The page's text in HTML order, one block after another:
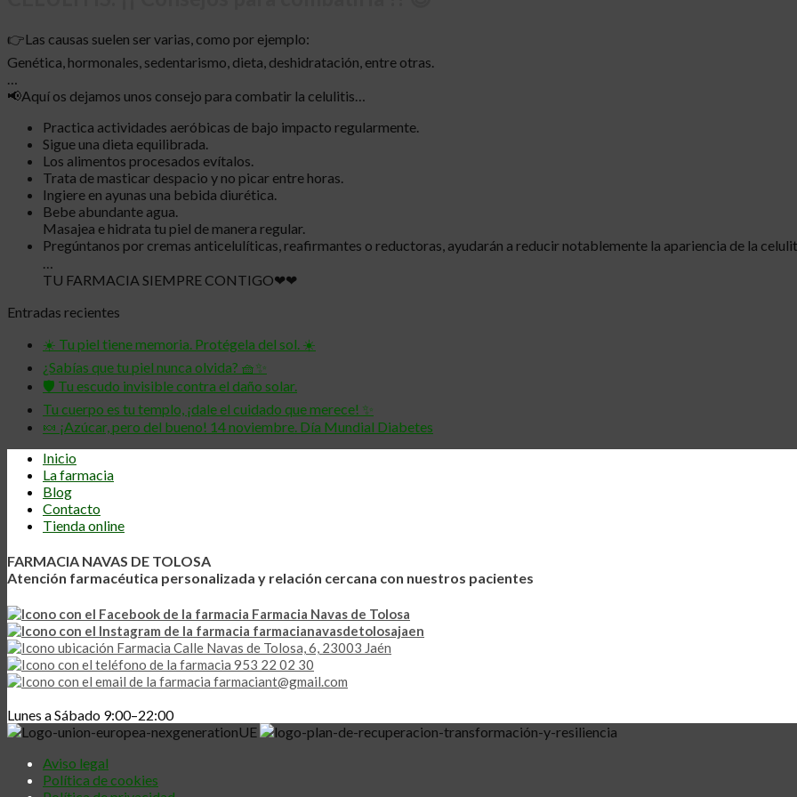
👉Las causas suelen ser varias, como por ejemplo:
Genética, hormonales, sedentarismo, dieta, deshidratación, entre otras.
…
📢Aquí os dejamos unos consejo para combatir la celulitis…
Practica actividades aeróbicas de bajo impacto regularmente.
Sigue una dieta equilibrada.
Los alimentos procesados evítalos.
Trata de masticar despacio y no picar entre horas.
Ingiere en ayunas una bebida diurética.
Bebe abundante agua.
Masajea e hidrata tu piel de manera regular.
Pregúntanos por cremas anticelulíticas, reafirmantes o reductoras, ayudarán a reducir notablemente la apariencia de la
…
TU FARMACIA SIEMPRE CONTIGO❤❤
Entradas recientes
☀️ Tu piel tiene memoria. Protégela del sol. ☀️
¿Sabías que tu piel nunca olvida? 🧺✨
🛡️ Tu escudo invisible contra el daño solar.
Tu cuerpo es tu templo, ¡dale el cuidado que merece! ✨
🍬 ¡Azúcar, pero del bueno! 14 noviembre. Día Mundial Diabetes
Inicio
La farmacia
Blog
Contacto
Tienda online
FARMACIA NAVAS DE TOLOSA
Atención farmacéutica personalizada y relación cercana con nuestros pacientes
Farmacia Navas de Tolosa
farmacianavasdetolosajaen
Calle Navas de Tolosa, 6, 23003 Jaén
953 22 02 30
farmaciant@gmail.com
Lunes a Sábado 9:00–22:00
Aviso legal
Política de cookies